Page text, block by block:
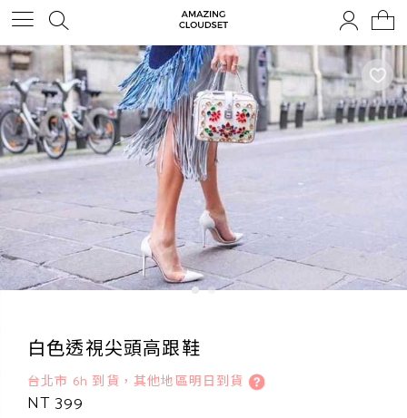
白色透視尖頭高跟鞋
台北市 6h 到貨，其他地區明日到貨
NT 399